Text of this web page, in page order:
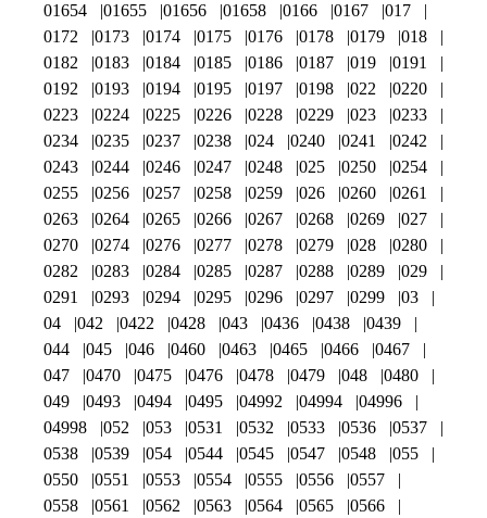
01654 01655 01656 01658 0166 0167
017
0172
0173 0174 0175 0176 0178 0179
018
0182
0183 0184 0185 0186 0187 019
0191
0192
0193 0194 0195 0197 0198 022
0220
0223
0224 0225 0226 0228 0229 023
0233
0234
0235 0237 0238 024 0240 0241
0242
0243
0244 0246 0247 0248 025 0250
0254
0255
0256 0257 0258 0259 026 0260
0261
0263
0264 0265 0266 0267 0268 0269
027
0270
0274 0276 0277 0278 0279 028
0280
0282
0283 0284 0285 0287 0288 0289
029
0291
0293 0294 0295 0296 0297 0299
03
04
042 0422 0428 043 0436 0438
0439
044
045 046 0460 0463 0465 0466
0467
047
0470 0475 0476 0478 0479 048
0480
049
0493 0494 0495 04992 04994
04996
04998
052 053 0531 0532 0533 0536
0537
0538
0539 054 0544 0545 0547 0548
055
0550
0551 0553 0554 0555 0556
0557
0558
0561 0562 0563 0564 0565
0566